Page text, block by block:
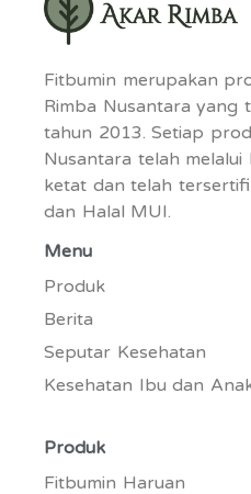
Fitbumin merupakan
Rimba Nusantara yang
tahun 2013. Setiap
Nusantara telah
ketat dan telah
dan Halal MUI.
Menu
Produk
Berita
Seputar Kesehatan
Kesehatan Ibu dan
Produk
Fitbumin Haruan